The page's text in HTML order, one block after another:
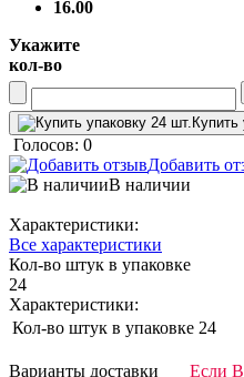
16.00
Укажите
кол-во
Купить
Голосов: 0
Добавить
В наличии
Характеристики:
Все характеристики
Кол-во штук в упаковке
24
Характеристики:
Кол-во штук в упаковке 24
Варианты доставки
Если